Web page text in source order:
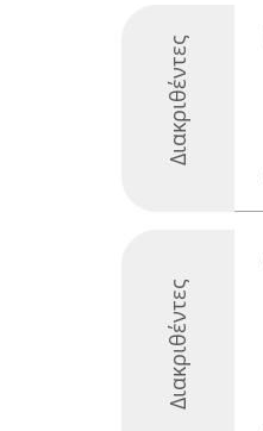
Διακριθέντες
Διακριθέντες